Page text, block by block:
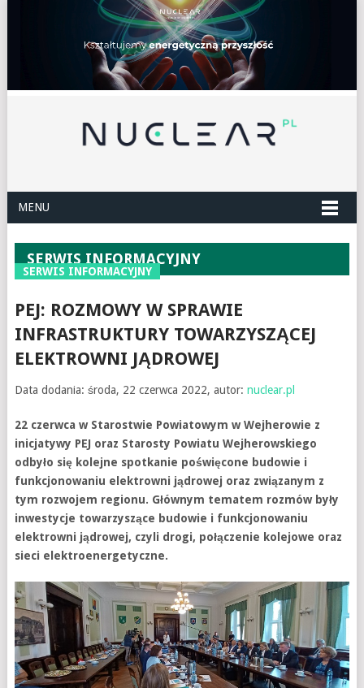
MENU
SERWIS INFORMACYJNY
PEJ: ROZMOWY W SPRAWIE
INFRASTRUKTURY TOWARZYSZĄCEJ
ELEKTROWNI JĄDROWEJ
Data dodania: środa, 22 czerwca 2022, autor: nuclear.pl
22 czerwca w Starostwie Powiatowym w Wejherowie z
inicjatywy PEJ oraz Starosty Powiatu Wejherowskiego
odbyło się kolejne spotkanie poświęcone budowie i
funkcjonowaniu elektrowni jądrowej oraz związanym z
tym rozwojem regionu. Głównym tematem rozmów były
inwestycje towarzyszące budowie i funkcjonowaniu
elektrowni jądrowej, czyli drogi, połączenie kolejowe oraz
sieci elektroenergetyczne.
SERWIS INFORMACYJNY